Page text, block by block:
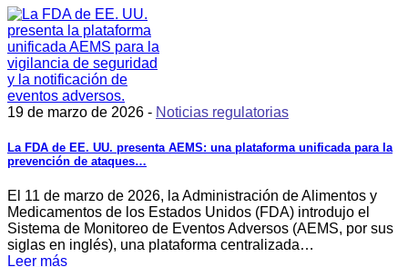
19 de marzo de 2026 - Noticias regulatorias
La FDA de EE. UU. presenta AEMS: una plataforma unificada para la
prevención de ataques…
El 11 de marzo de 2026, la Administración de Alimentos y
Medicamentos de los Estados Unidos (FDA) introdujo el
Sistema de Monitoreo de Eventos Adversos (AEMS, por sus
siglas en inglés), una plataforma centralizada…
Leer más